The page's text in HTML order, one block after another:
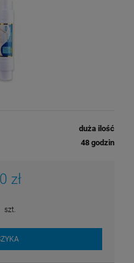
duża ilość
48 godzin
zł
szt.